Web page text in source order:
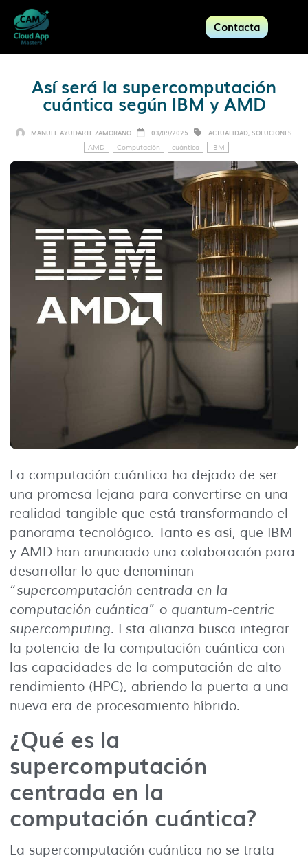
Contacta
Así será la supercomputación
cuántica según IBM y AMD
MANUEL AYUDARTE ZAMORANO 03/09/2025 ACTUALIDAD, SOLUCIONES
AMD Computación cuántica IBM
La computación cuántica ha dejado de ser
una promesa lejana para convertirse en una
realidad tangible que está transformando el
panorama tecnológico. Tanto es así, que IBM
y AMD han anunciado una colaboración para
desarrollar lo que denominan
“supercomputación centrada en la
computación cuántica” o quantum-centric
supercomputing. Esta alianza busca integrar
la potencia de la computación cuántica con
las capacidades de la computación de alto
rendimiento (HPC), abriendo la puerta a una
nueva era de procesamiento híbrido.
¿Qué es la
supercomputación
centrada en la
computación cuántica?
La supercomputación cuántica no se trata